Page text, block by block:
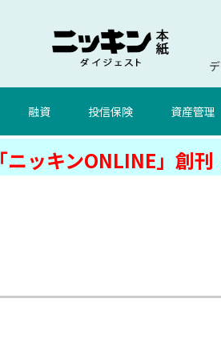
融資 投信保険 資産管理
「ニッキンONLINE」創刊